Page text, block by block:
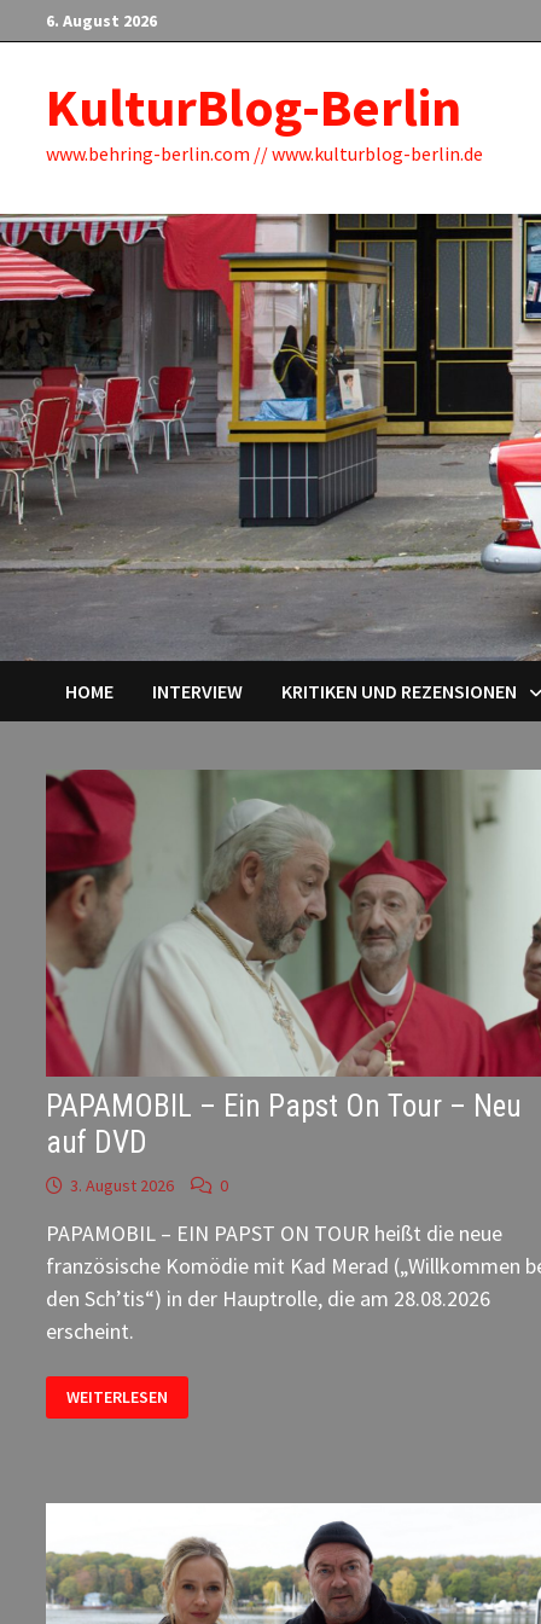
Inhalt
6. August 2026
KulturBlog-Berlin
www.behring-berlin.com // www.kulturblog-berlin.de
HOME INTERVIEW KRITIKEN UND REZENSIONEN
PAPAMOBIL – Ein Papst On Tour – Neu
auf DVD
3. August 2026 0
PAPAMOBIL – EIN PAPST ON TOUR heißt die neue
französische Komödie mit Kad Merad („Willkommen
den Sch’tis“) in der Hauptrolle, die am 28.08.2026
erscheint.
PAPAMOBIL
–
EIN
NEU
WEITERLESEN